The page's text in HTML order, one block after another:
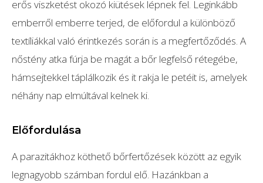
erős viszketést okozó kiütések lépnek fel. Leginkább
emberről emberre terjed, de előfordul a különböző
textíliákkal való érintkezés során is a megfertőződés. A
nőstény atka fúrja be magát a bőr legfelső rétegébe,
hámsejtekkel táplálkozik és it rakja le petéit is, amelyek
néhány nap elmúltával kelnek ki.
Előfordulása
A parazitákhoz köthető bőrfertőzések között az egyik
legnagyobb számban fordul elő. Hazánkban a